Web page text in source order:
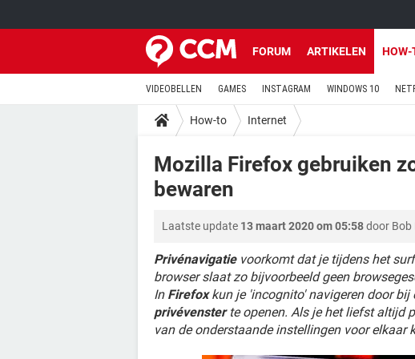
FORUM ARTIKELEN HOW-
VIDEOBELLEN GAMES INSTAGRAM WINDOWS 10
How-to Internet
Mozilla Firefox gebruiken
bewaren
Laatste update 13 maart 2020 om 05:58door Bob
Privénavigatievoorkomt dat je tijdens het
browser slaat zo bijvoorbeeld geen
In Firefoxkun je 'incognito' navigeren door bij
privévensterte openen. Als je het liefst altijd
van de onderstaande instellingen voor elkaar